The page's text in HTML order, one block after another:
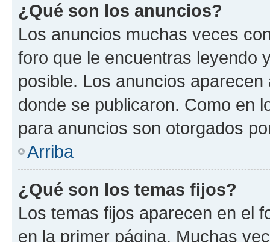
¿Qué son los anuncios?
Los anuncios muchas veces
foro que le encuentras leyendo
posible. Los anuncios
donde se publicaron. Como en
para anuncios son otorgados
Arriba
¿Qué son los temas fijos?
Los temas fijos aparecen en el
en la primer página. Muchas